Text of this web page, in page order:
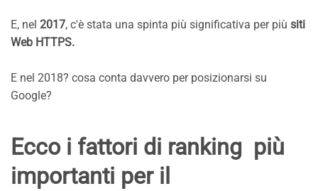
E, nel 2017, c'è stata una spinta più significativa per più siti
Web HTTPS.
E nel 2018? cosa conta davvero per posizionarsi su
Google?
Ecco i fattori di ranking più
importanti per il